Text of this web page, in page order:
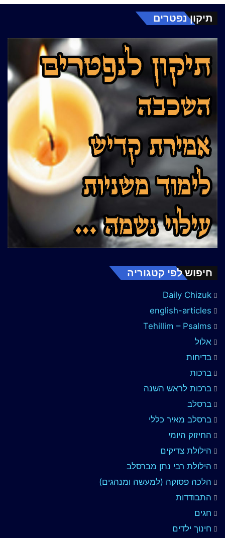
תיקון נפטרים
חיפוש לפי קטגוריה
Daily Chizuk
english-articles
Tehillim – Psalms
אלול
בדיחות
ברכות
ברכות לראש השנה
ברסלב
ברסלב מאיר כללי
החיזוק היומי
הילולת צדיקים
הילולת רבי נתן מברסלב
הלכה פסוקה (למעשה ומנהגים)
התבודדות
חגים
חינוך ילדים